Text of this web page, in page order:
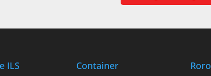
ILS Container Roro